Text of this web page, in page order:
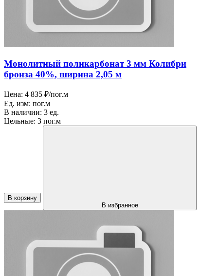
Монолитный поликарбонат 3 мм Колибри
бронза 40%, ширина 2,05 м
Цена: 4 835 ₽/пог.м
Ед. изм: пог.м
В наличии: 3 ед.
Цельные: 3 пог.м
В корзину
В избранное